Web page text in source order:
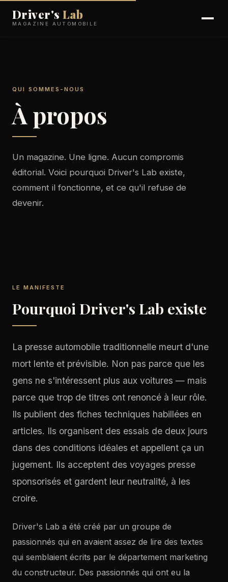
Driver'sLab
MAGAZINE AUTOMOBILE
QUI SOMMES-NOUS
À propos
Un magazine. Une ligne. Aucun compromis
éditorial. Voici pourquoi Driver's Lab existe,
comment il fonctionne, et ce qu'il refuse de
devenir.
LE MANIFESTE
Pourquoi Driver's Lab existe
La presse automobile traditionnelle meurt d'une
mort lente et prévisible. Non pas parce que les
gens ne s'intéressent plus aux voitures — mais
parce que trop de titres ont renoncé à leur rôle.
Ils publient des fiches techniques habillées en
articles. Ils organisent des essais de deux jours
dans des conditions idéales et appellent ça un
jugement. Ils acceptent des voyages presse
sponsorisés et gardent leur neutralité, à les
croire.
Driver's Lab a été créé par un groupe de
passionnés qui en avaient assez de lire des textes
qui semblaient écrits par le département marketing
du constructeur. Des passionnés qui ont eu la